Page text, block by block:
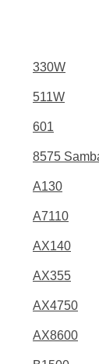
330W
511W
601
8575
A130
A7110
AX140
AX355
AX4750
AX8600